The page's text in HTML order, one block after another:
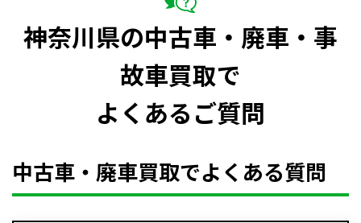
神奈川県の中古車・廃車・事
故車買取で
よくあるご質問
中古車・廃車買取でよくある質問